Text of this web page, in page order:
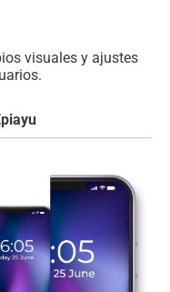
visuales y ajustes